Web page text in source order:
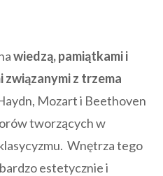
wiedzą, pamiątkami i
z trzema
Mozart i Beethoven
tworzących w
Wnętrza tego
estetycznie i